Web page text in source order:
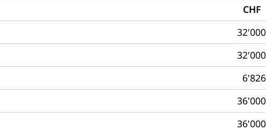
CHF
32'000
32'000
6'826
36'000
36'000